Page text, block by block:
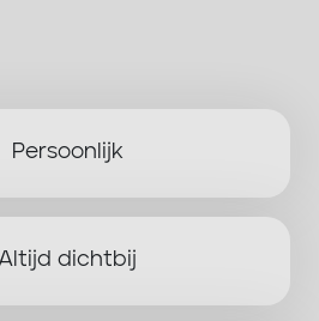
Persoonlijk
dichtbij